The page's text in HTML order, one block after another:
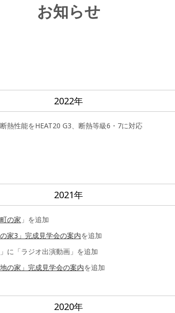
お知らせ
2022年
断熱性能をHEAT20 G3、断熱等級6・7に対応
2021年
の家 」を追加
の家3」完成見学会の案内を追加
」に「ラジオ出演動画」を追加
地の家」完成見学会の案内を追加
2020年